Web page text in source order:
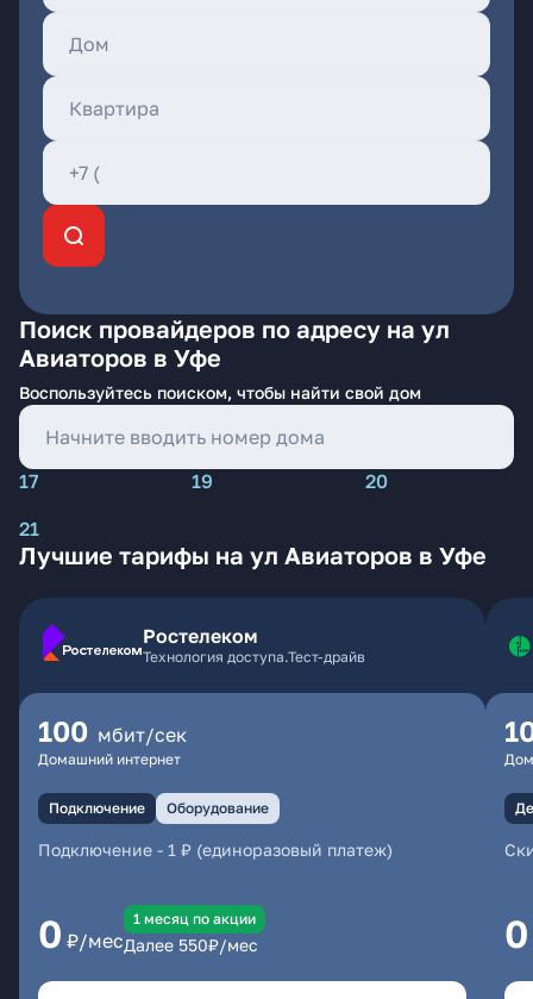
Поиск провайдеров по адресу на ул
Авиаторов в Уфе
Воспользуйтесь поиском, чтобы найти свой дом
17 19
20
21
Лучшие тарифы на ул Авиаторов в Уфе
Ростелеком
Технология доступа.Тест-драйв
100 мбит/сек
Домашний интернет
Подключение Оборудование
Подключение - 1 ₽ (единоразовый платеж)
0 ₽/мес
1 месяц по акции
Далее 550₽/мес 0